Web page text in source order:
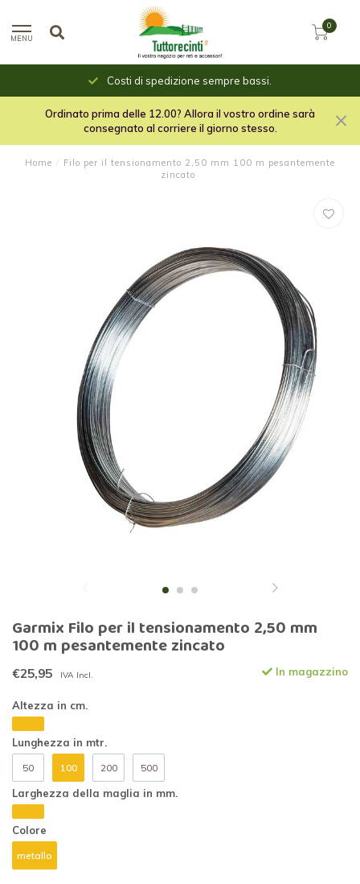
MENU
0
Costi di spedizione sempre bassi.
Ordinato prima delle 12.00? Allora il vostro ordine sarà
consegnato al corriere il giorno stesso.
Home / Filo per il tensionamento 2,50 mm 100 m pesantemente
zincato
Garmix Filo per il tensionamento 2,50 mm
100 m pesantemente zincato
€25,95 IVA Incl. In magazzino
Altezza in cm.
Lunghezza in mtr.
50 100 200 500
Larghezza della maglia in mm.
Colore
metallo